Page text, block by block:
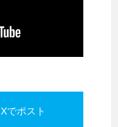
Xでポスト